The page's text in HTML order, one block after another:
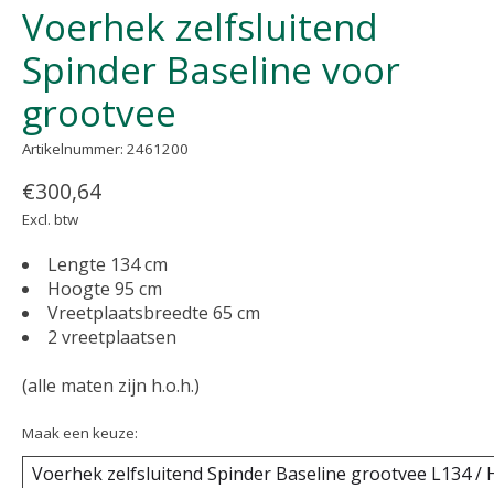
Voerhek zelfsluitend
Spinder Baseline voor
grootvee
Artikelnummer: 2461200
€300,64
Excl. btw
Lengte 134 cm
Hoogte 95 cm
Vreetplaatsbreedte 65 cm
2 vreetplaatsen
(alle maten zijn h.o.h.)
Maak een keuze: